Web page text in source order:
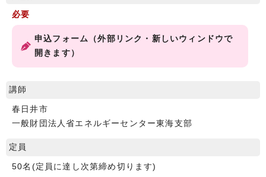
必要
申込フォーム（外部リンク・新しいウィンドウで
開きます）
講師
春日井市
一般財団法人省エネルギーセンター東海支部
定員
50名(定員に達し次第締め切ります)